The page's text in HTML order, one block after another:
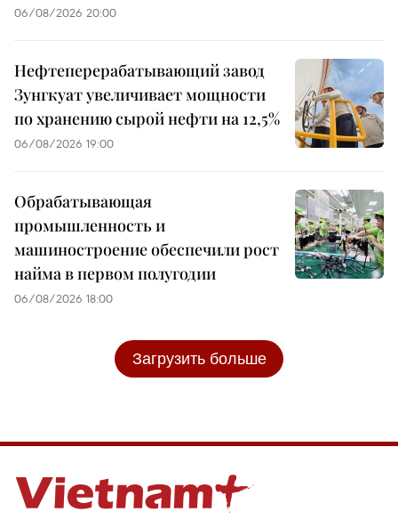
06/08/2026 20:00
Нефтеперерабатывающий завод
Зунгкуат увеличивает мощности
по хранению сырой нефти на 12,5%
06/08/2026 19:00
Обрабатывающая
промышленность и
машиностроение обеспечили рост
найма в первом полугодии
06/08/2026 18:00
Загрузить больше